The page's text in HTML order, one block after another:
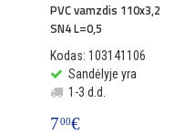
PVC vamzdis 110x3,2
SN4 L=0,5
Kodas: 103141106
Sandėlyje yra
1-3 d.d.
700€